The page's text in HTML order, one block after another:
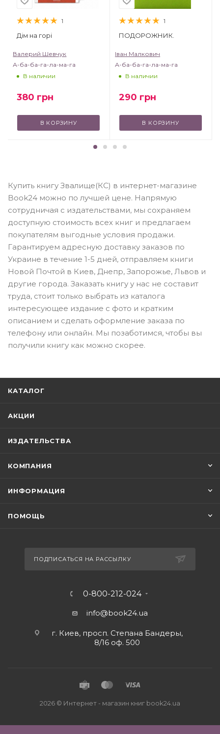
1
Дім на горі
Валерий Шевчук
А-ба-ба-га-ла-ма-га
В наличии
380 грн
В КОРЗИНУ
1
ПОДОРОЖНИК.
Іван Малкович
А-ба-ба-га-ла-ма-га
В наличии
290 грн
В КОРЗИНУ
Купить книгу Звалище(КС) в интернет-магазине
Book24 можно по лучшей цене. Напрямую
сотрудничая с издательствами, мы сохраняем
доступную стоимость всех книг и предлагаем
покупателям выгодные условия продажи.
Гарантируем адресную доставку заказов по
Украине в течение 1-5 дней, отправляем книги
Новой Почтой в Киев, Днепр, Запорожье, Львов и
другие города. Заказать книгу у нас не составит
труда, стоит только выбрать из каталога
интересующее издание с фото и кратким
описанием и сделать оформление заказа по
телефону или онлайн. Мы позаботимся, чтобы вы
получили книгу как можно скорее.
КАТАЛОГ
АКЦИИ
ИЗДАТЕЛЬСТВА
КОМПАНИЯ
ИНФОРМАЦИЯ
ПОМОЩЬ
ПОДПИСАТЬСЯ НА РАССЫЛКУ
0-800-212-024
info@book24.ua
г. Киев, просп. Степана Бандеры,
8/16 оф. 500
2026 © Интернет - магазин книг book24.ua